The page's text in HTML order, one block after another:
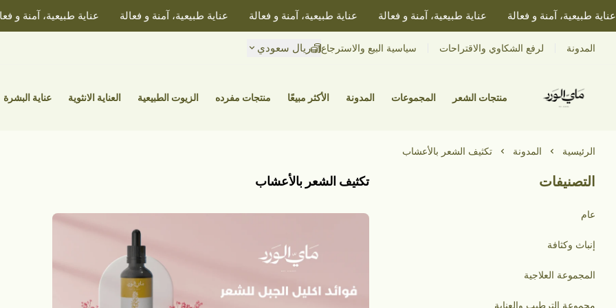
طبيعية، آمنة و فعالة عناية طبيعية، آمنة و فعالة عناية طبيعية، آمنة و فعالة عناية طبيعية، آمنة و فعالة عناية طبيعية، آمنة و فعالة
المدونة لرفع الشكاوي والاقتراحات سياسية البيع والاسترجاع ريال سعودي
منتجات الشعر المجموعات المدونة الأكثر مبيعًا منتجات مفرده الزيوت الطبيعية العناية الانثوية عناية البشرة
الرئيسية المدونة تكثيف الشعر بالأعشاب
التصنيفات
عام
إنباث وكثافة
المجموعة العلاجية
مجموعة الترطيب والعناية
تكثيف الشعر بالأعشاب